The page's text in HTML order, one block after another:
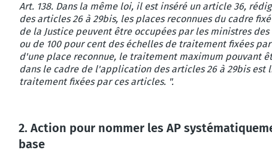
Art. 138. Dans la même loi, il est inséré un article 36,
des articles 26 à 29bis, les places reconnues du cadre
de la Justice peuvent être occupées par les ministres
ou de 100 pour cent des échelles de traitement fixées
d'une place reconnue, le traitement maximum pouvant
dans le cadre de l'application des articles 26 à 29bis est
traitement fixées par ces articles. ".
2. Action pour nommer les AP
base